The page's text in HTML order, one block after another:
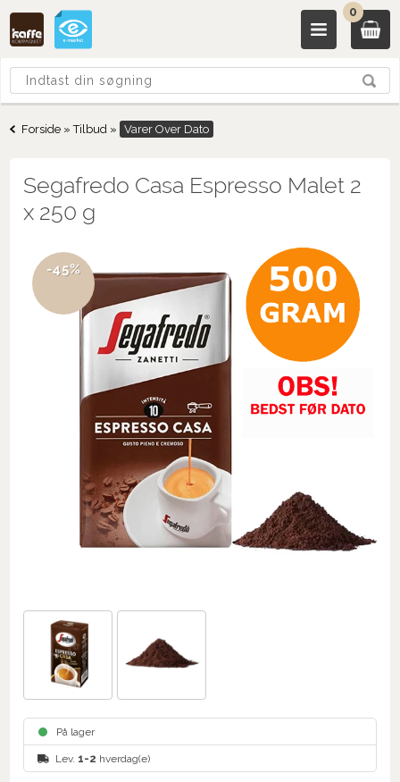
0
Forside »Tilbud » Varer Over Dato
Segafredo Casa Espresso Malet 2
x 250 g
-45%
På lager
Lev. 1-2 hverdag(e)